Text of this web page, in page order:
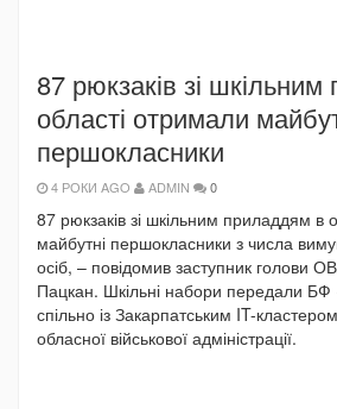
87 рюкзаків зі
області отримали
першокласники
4 РОКИ AGO ADMIN 0
87 рюкзаків зі шкільним приладдям в
майбутні першокласники з числа
осіб, – повідомив заступник голови
Пацкан. Шкільні набори передали
спільно із Закарпатським IT-
обласної військової адміністрації.